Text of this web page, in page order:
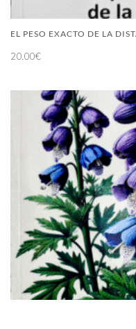
EL PESO EXACTO DE LA
20.00€